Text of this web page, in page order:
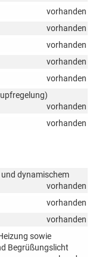
vorhanden
vorhanden
vorhanden
vorhanden
vorhanden
vorhanden
vorhanden
dynamischem
vorhanden
vorhanden
vorhanden
sowie
Begrüßungslicht